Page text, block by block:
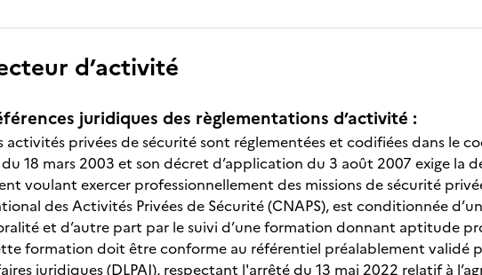
d’activité
juridiques des règlementations d’activité :
activités privées de sécurité sont réglementées et codifiées dans le
18 mars 2003 et son décret d’application du 3 août 2007 exige la
voulant exercer professionnellement des missions de sécurité
des Activités Privées de Sécurité (CNAPS), est conditionnée
et d’autre part par le suivi d’une formation donnant aptitude
formation doit être conforme au référentiel préalablement validé
juridiques (DLPAJ), respectant l'arrêté du 13 mai 2022 relatif à